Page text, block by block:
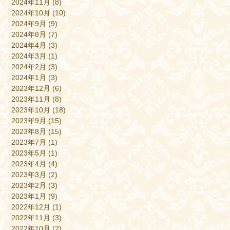
2024年11月 (8)
2024年10月 (10)
2024年9月 (9)
2024年8月 (7)
2024年4月 (3)
2024年3月 (1)
2024年2月 (3)
2024年1月 (3)
2023年12月 (6)
2023年11月 (8)
2023年10月 (18)
2023年9月 (15)
2023年8月 (15)
2023年7月 (1)
2023年5月 (1)
2023年4月 (4)
2023年3月 (2)
2023年2月 (3)
2023年1月 (9)
2022年12月 (1)
2022年11月 (3)